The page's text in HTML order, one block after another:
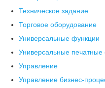
Техническое задание
Торговое оборудование
Универсальные функции
Универсальные
Управление
Управление бизнес-